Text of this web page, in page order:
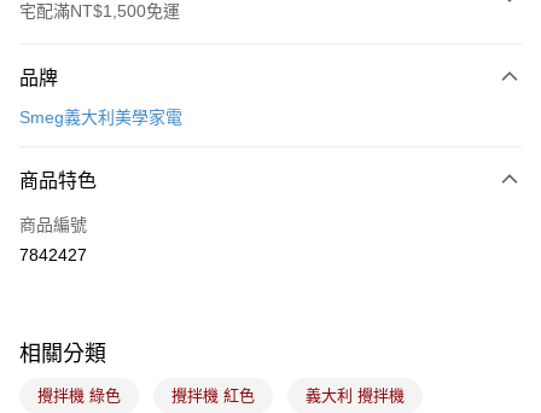
宅配滿NT$1,500免運
信用卡一次付款
Apple Pay
悠遊付
ATM付款
品牌
Smeg義大利美學家電
商品特色
商品編號
7842427
相關分類
攪拌機 綠色 攪拌機 紅色 義大利 攪拌機